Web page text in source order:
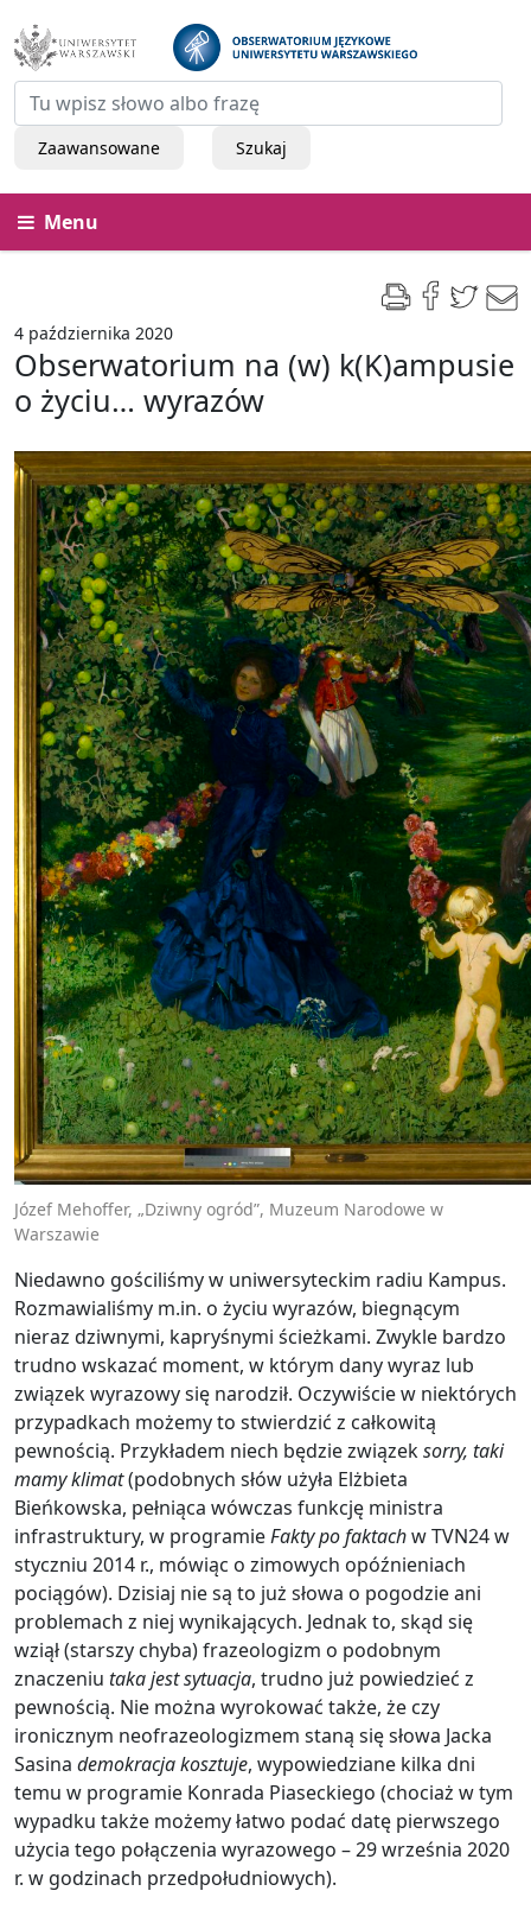
Zaawansowane Szukaj
Menu
4 października 2020
Obserwatorium na (w) k(K)ampusie
o życiu… wyrazów
Józef Mehoffer, „Dziwny ogród”, Muzeum Narodowe w
Warszawie
Niedawno gościliśmy w uniwersyteckim radiu Kampus.
Rozmawialiśmy m.in. o życiu wyrazów, biegnącym
nieraz dziwnymi, kapryśnymi ścieżkami. Zwykle bardzo
trudno wskazać moment, w którym dany wyraz lub
związek wyrazowy się narodził. Oczywiście w niektórych
przypadkach możemy to stwierdzić z całkowitą
pewnością. Przykładem niech będzie związeksorry, taki
mamy klimat(podobnych słów użyła Elżbieta
Bieńkowska, pełniąca wówczas funkcję ministra
infrastruktury, w programieFakty po faktachw TVN24 w
styczniu 2014 r., mówiąc o zimowych opóźnieniach
pociągów). Dzisiaj nie są to już słowa o pogodzie ani
problemach z niej wynikających. Jednak to, skąd się
wziął (starszy chyba) frazeologizm o podobnym
znaczeniu taka jest sytuacja, trudno już powiedzieć z
pewnością. Nie można wyrokować także, że czy
ironicznym neofrazeologizmem staną się słowa Jacka
Sasina demokracja kosztuje, wypowiedziane kilka dni
temu w programie Konrada Piaseckiego (chociaż w tym
wypadku także możemy łatwo podać datę pierwszego
użycia tego połączenia wyrazowego – 29 września 2020
r. w godzinach przedpołudniowych).